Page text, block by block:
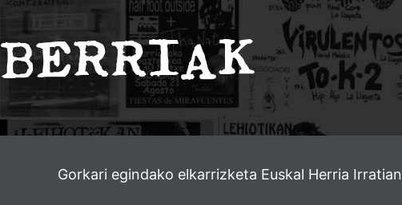
BERRIAK
Gorkari egindako elkarrizketa Euskal Herria Irratian